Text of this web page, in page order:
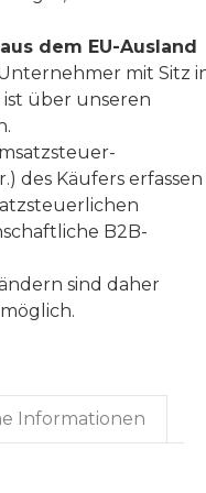
dem EU-Ausland
mit Sitz
über unseren
des Käufers erfassen
B2B-
sind daher
Informationen